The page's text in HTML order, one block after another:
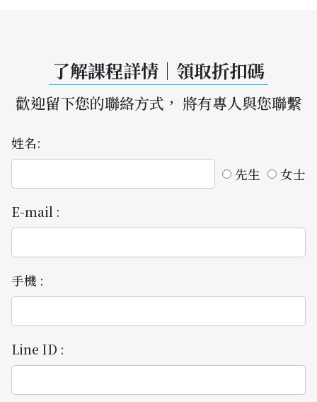
了解課程詳情｜領取折扣碼
歡迎留下您的聯絡方式， 將有專人與您聯繫
姓名:
先生
女士
E-mail :
手機 :
Line ID :